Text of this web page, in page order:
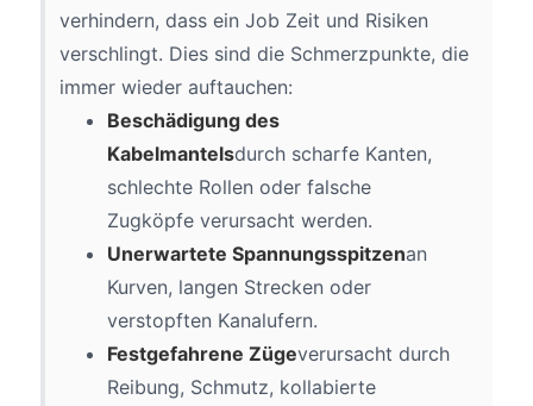
verhindern, dass ein Job Zeit und Risiken
verschlingt. Dies sind die Schmerzpunkte, die
immer wieder auftauchen:
Beschädigung des
Kabelmantelsdurch scharfe Kanten,
schlechte Rollen oder falsche
Zugköpfe verursacht werden.
Unerwartete Spannungsspitzenan
Kurven, langen Strecken oder
verstopften Kanalufern.
Festgefahrene Zügeverursacht durch
Reibung, Schmutz, kollabierte